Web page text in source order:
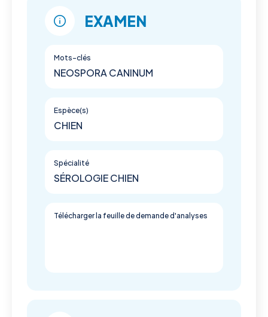
EXAMEN
Mots-clés
NEOSPORA CANINUM
Espèce(s)
CHIEN
Spécialité
SÉROLOGIE CHIEN
Télécharger la feuille de demande d'analyses